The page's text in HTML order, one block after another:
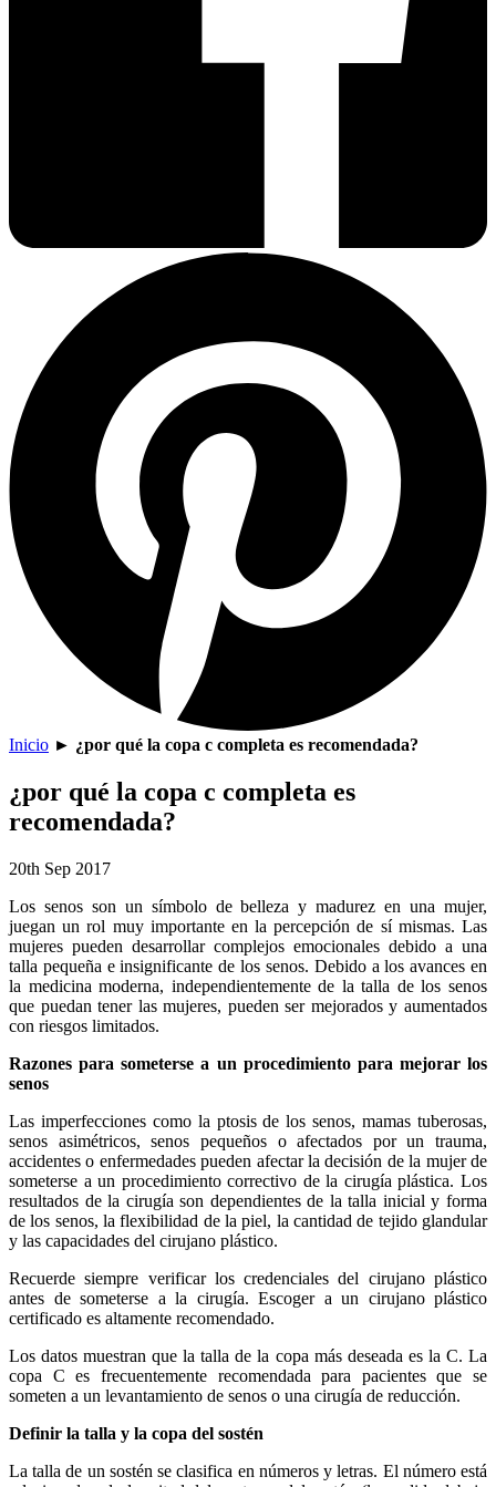
Inicio ► ¿por qué la copa c completa es recomendada?
¿por qué la copa c completa es
recomendada?
20th Sep 2017
Los senos son un símbolo de belleza y madurez en una mujer,
juegan un rol muy importante en la percepción de sí mismas. Las
mujeres pueden desarrollar complejos emocionales debido a una
talla pequeña e insignificante de los senos. Debido a los avances en
la medicina moderna, independientemente de la talla de los senos
que puedan tener las mujeres, pueden ser mejorados y aumentados
con riesgos limitados.
Razones para someterse a un procedimiento para mejorar los
senos
Las imperfecciones como la ptosis de los senos, mamas tuberosas,
senos asimétricos, senos pequeños o afectados por un trauma,
accidentes o enfermedades pueden afectar la decisión de la mujer de
someterse a un procedimiento correctivo de la cirugía plástica. Los
resultados de la cirugía son dependientes de la talla inicial y forma
de los senos, la flexibilidad de la piel, la cantidad de tejido glandular
y las capacidades del cirujano plástico.
Recuerde siempre verificar los credenciales del cirujano plástico
antes de someterse a la cirugía. Escoger a un cirujano plástico
certificado es altamente recomendado.
Los datos muestran que la talla de la copa más deseada es la C. La
copa C es frecuentemente recomendada para pacientes que se
someten a un levantamiento de senos o una cirugía de reducción.
Definir la talla y la copa del sostén
La talla de un sostén se clasifica en números y letras. El número está